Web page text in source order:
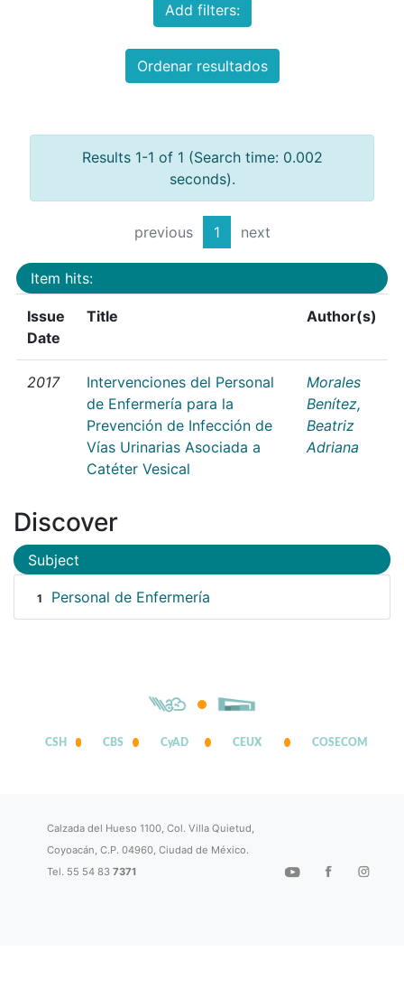
Add filters:
Ordenar resultados
Results 1-1 of 1 (Search time: 0.002
seconds).
previous 1 next
Item hits:
Issue
Date
Title Author(s)
2017
Intervenciones del Personal
de Enfermería para la
Prevención de Infección de
Vías Urinarias Asociada a
Catéter Vesical
Morales
Benítez,
Beatriz
Adriana
Discover
Subject
1 Personal de Enfermería
CSH CBS CyAD CEUX COSECOM
Calzada del Hueso 1100, Col. Villa Quietud,
Coyoacán, C.P. 04960, Ciudad de México.
Tel. 55 54 837371